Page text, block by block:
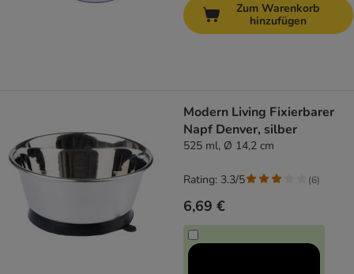
Zum Warenkorb
hinzufügen
Modern Living Fixierbarer
Napf Denver, silber
525 ml, Ø 14,2 cm
6,69 €
Rating: 3.3/5 (6)